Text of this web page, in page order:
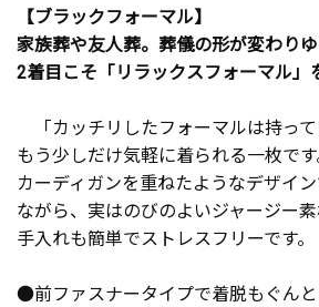
【ブラックフォーマル】
家族葬や友人葬。葬儀の形が変わりゆ
2着目こそ「リラックスフォーマル」
「カッチリしたフォーマルは持って
もう少しだけ気軽に着られる一枚です
カーディガンを重ねたようなデザイ
ながら、実はのびのよいジャージー
手入れも簡単でストレスフリーです。
●前ファスナータイプで着脱もぐん